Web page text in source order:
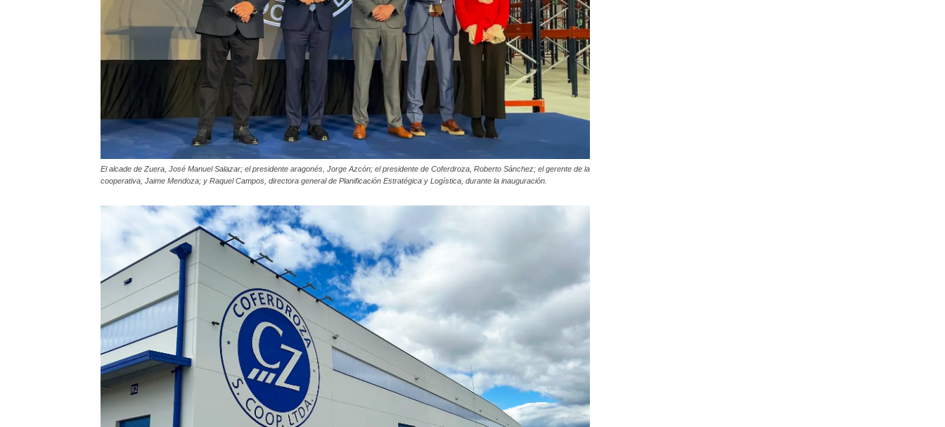
El alcade de Zuera, José Manuel Salazar; el presidente aragonés, Jorge Azcón; el presidente de Coferdroza, Roberto Sánchez; el gerente de la
cooperativa, Jaime Mendoza; y Raquel Campos, directora general de Planificación Estratégica y Logística, durante la inauguración.